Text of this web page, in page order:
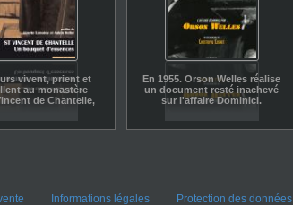
vivent, prient et
au monastère
de Chantelle,
une marque
ce qui a permis à
En 1955. Orson Welles réalise
un document resté inachevé
sur l'affaire Dominici.
Informations légales Protection des données